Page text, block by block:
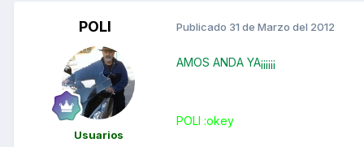
POLI
Usuarios
Publicado 31 de Marzo del 2012
AMOS ANDA YA¡¡¡¡¡¡
POLI :okey